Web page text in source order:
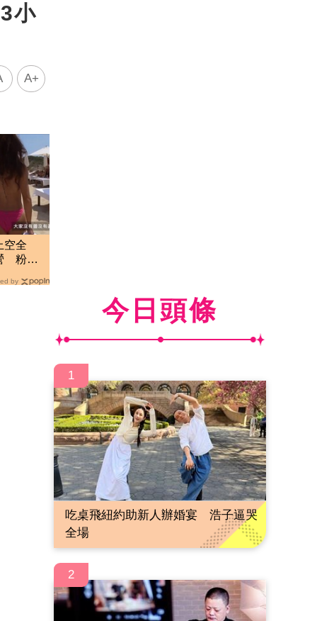
小
A+
空全
粉紅
by
今日頭條
1
吃桌飛紐約助新人辦婚宴 浩子逼哭
全場
2